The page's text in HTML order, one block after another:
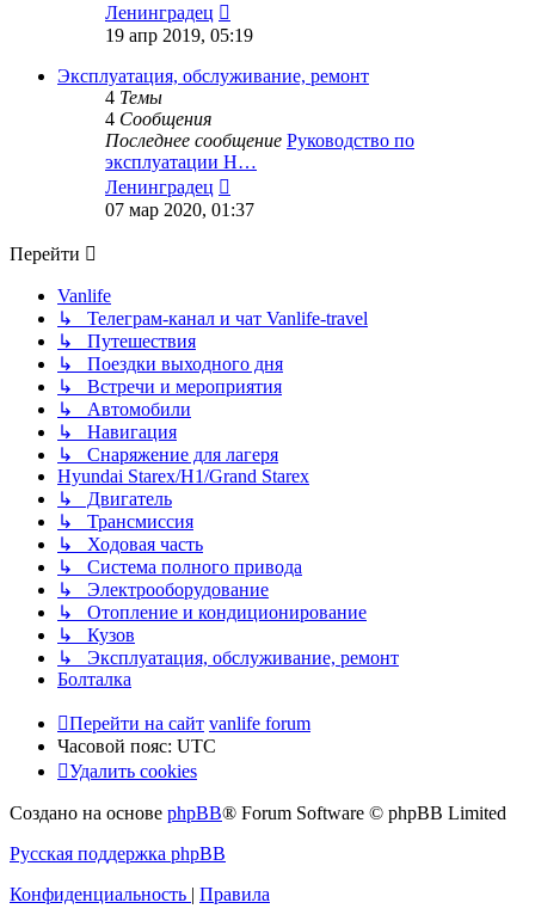
Ленинградец
к
сообщению
19 апр 2019, 05:19
Эксплуатация, обслуживание, ремонт
4 Темы
4 Сообщения
Последнее сообщение Руководство по
эксплуатации H…
Ленинградец
к
07 мар 2020, 01:37
Перейти
Vanlife
↳ Телеграм-канал и чат Vanlife-travel
↳ Путешествия
↳ Поездки выходного дня
↳ Встречи и мероприятия
↳ Автомобили
↳ Навигация
↳ Снаряжение для лагеря
Hyundai Starex/H1/Grand Starex
↳ Двигатель
↳ Трансмиссия
↳ Ходовая часть
↳ Система полного привода
↳ Электрооборудование
↳ Отопление и кондиционирование
↳ Кузов
↳ Эксплуатация, обслуживание, ремонт
Болталка
Перейти на сайт vanlife forum
Часовой пояс: UTC
Удалить cookies
Создано на основе phpBB® Forum Software © phpBB Limited
Русская поддержка phpBB
Конфиденциальность | Правила